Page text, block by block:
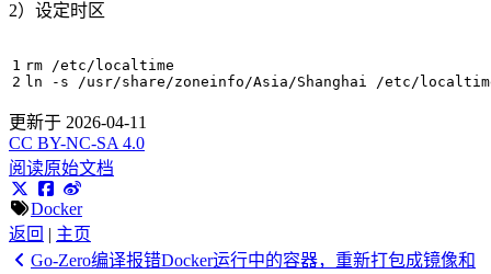
2）设定时区
ln -s /usr/share/zoneinfo/Asia/Shanghai /etc/
更新于 2026-04-11
CC BY-NC-SA 4.0
阅读原始文档
Docker
返回 | 主页
Go-Zero编译报错Docker运行中的容器，重新打包成镜像和